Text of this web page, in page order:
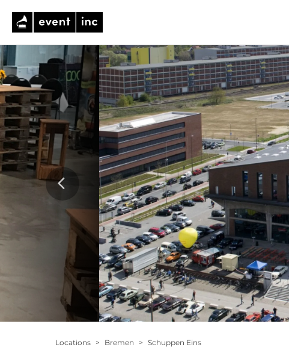
Locations > Bremen > Schuppen Eins